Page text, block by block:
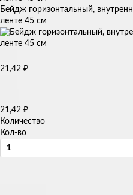
Бейдж горизонтальный,
ленте 45 см
21,42 ₽
21,42 ₽
Количество
Кол-во